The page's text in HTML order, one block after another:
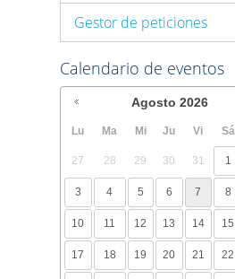
Gestor de peticiones
Calendario de eventos
Agosto 2026
Lu Ma Mi Ju Vi Sá
27 28 29 30 31 1
3 4 5 6 7 8
10 11 12 13 14 15
17 18 19 20 21 22